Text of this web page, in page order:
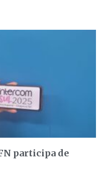
participa de